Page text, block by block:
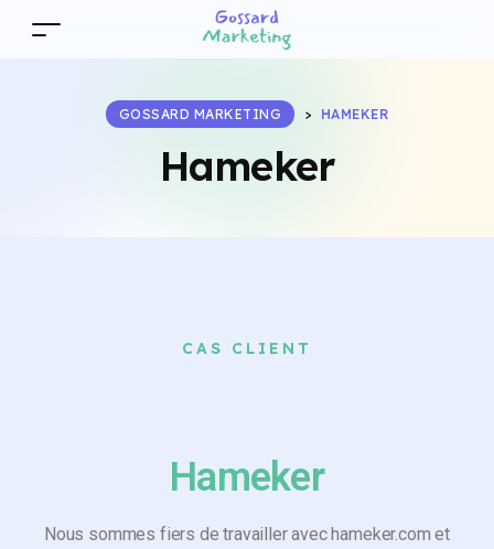
Hameker
GOSSARD MARKETING > HAMEKER
CAS CLIENT
Hameker
Nous sommes fiers de travailler avec hameker.com et